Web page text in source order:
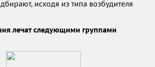
исходя из типа возбудителя
лечат следующими группами